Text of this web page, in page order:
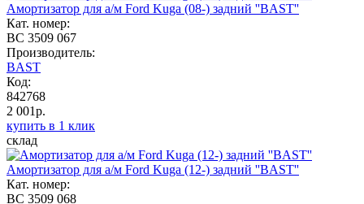
Амортизатор для а/м Ford Kuga (08-) задний ''BAST''
Кат. номер:
BC 3509 067
Производитель:
BAST
Код:
842768
2 001р.
купить в 1 клик
склад
Амортизатор для а/м Ford Kuga (12-) задний ''BAST''
Кат. номер:
BC 3509 068